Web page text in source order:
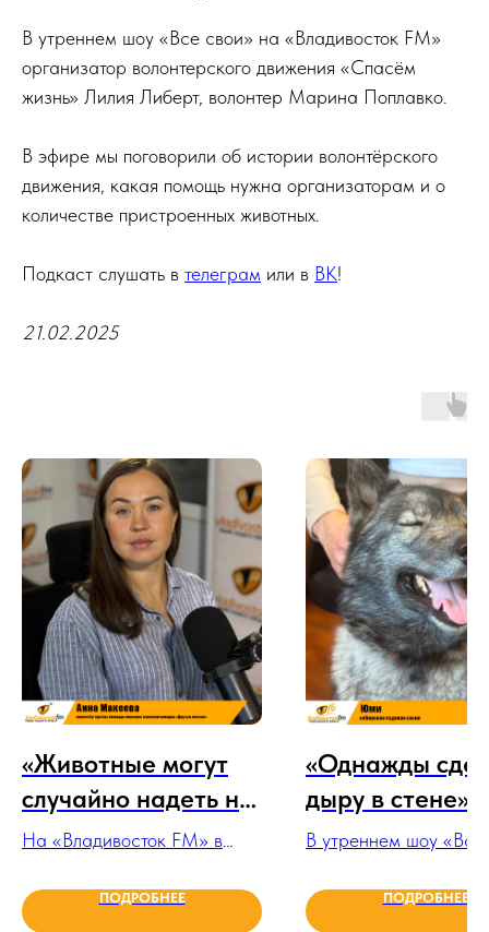
В утреннем шоу «Все свои» на «Владивосток FM»
организатор волонтерского движения «Спасём
жизнь» Лилия Либерт, волонтер Марина Поплавко.
В эфире мы поговорили об истории волонтёрского
движения, какая помощь нужна организаторам и о
количестве пристроенных животных.
Подкаст слушать в телеграм или в ВК!
21.02.2025
«Животные могут
случайно надеть на
себя мусор, но снять
На «Владивосток FM» в
Макеева, волонтёр группы
ПОДРОБНЕЕ
«Однажды
дыру в стене»
В утреннем шоу «Все
ПрезидентПОДРОБНЕЕ